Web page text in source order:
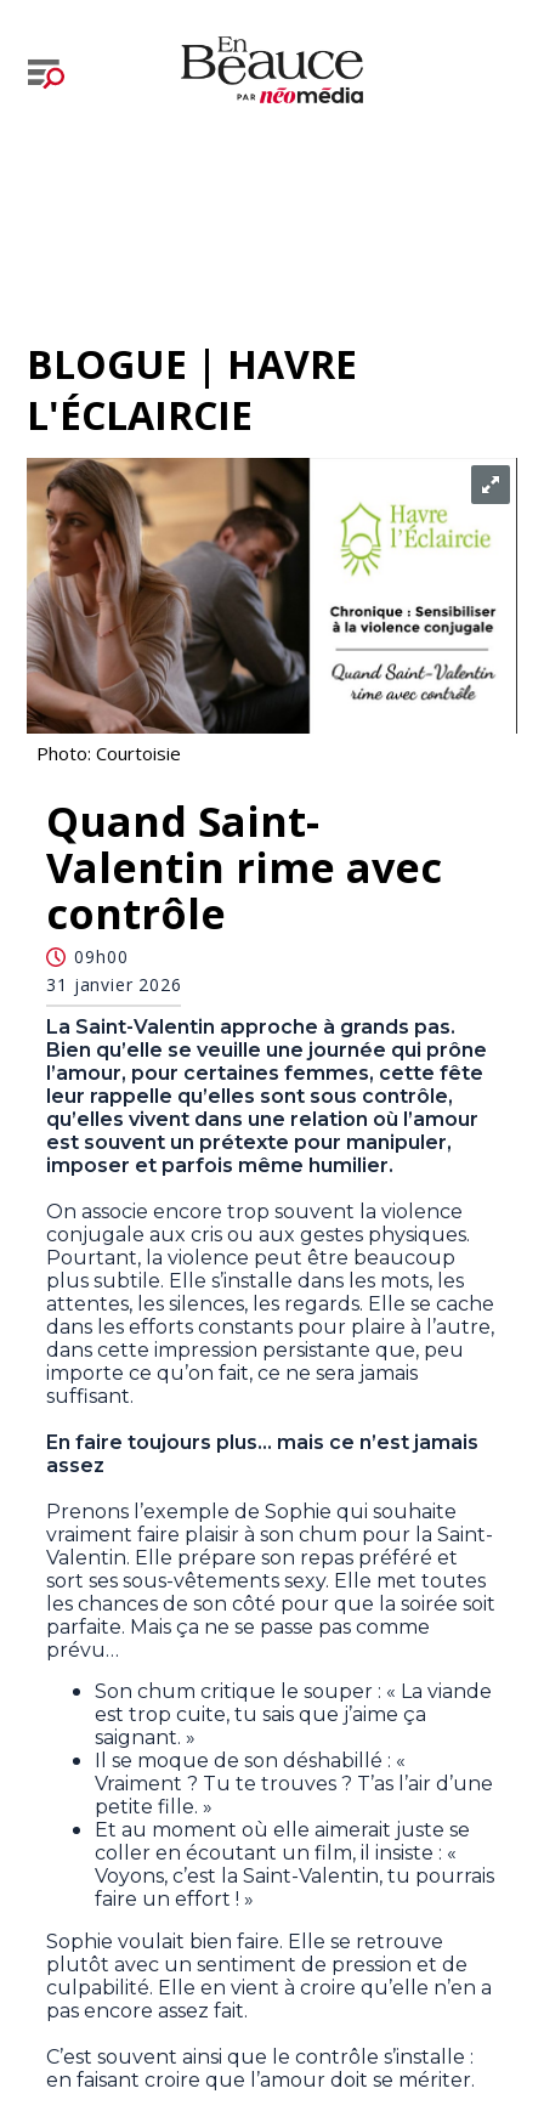
BLOGUE | HAVRE
L'ÉCLAIRCIE
Photo: Courtoisie
Quand Saint-
Valentin rime avec
contrôle
09h00
31 janvier 2026
La Saint-Valentin approche à grands pas.
Bien qu’elle se veuille une journée qui prône
l’amour, pour certaines femmes, cette fête
leur rappelle qu’elles sont sous contrôle,
qu’elles vivent dans une relation où l’amour
est souvent un prétexte pour manipuler,
imposer et parfois même humilier.
On associe encore trop souvent la violence
conjugale aux cris ou aux gestes physiques.
Pourtant, la violence peut être beaucoup
plus subtile. Elle s’installe dans les mots, les
attentes, les silences, les regards. Elle se cache
dans les efforts constants pour plaire à l’autre,
dans cette impression persistante que, peu
importe ce qu’on fait, ce ne sera jamais
suffisant.
En faire toujours plus… mais ce n’est jamais
assez
Prenons l’exemple de Sophie qui souhaite
vraiment faire plaisir à son chum pour la Saint-
Valentin. Elle prépare son repas préféré et
sort ses sous-vêtements sexy. Elle met toutes
les chances de son côté pour que la soirée soit
parfaite. Mais ça ne se passe pas comme
prévu…
Son chum critique le souper : « La viande
est trop cuite, tu sais que j’aime ça
saignant. »
Il se moque de son déshabillé : «
Vraiment ? Tu te trouves ? T’as l’air d’une
petite fille. »
Et au moment où elle aimerait juste se
coller en écoutant un film, il insiste : «
Voyons, c’est la Saint-Valentin, tu pourrais
faire un effort ! »
Sophie voulait bien faire. Elle se retrouve
plutôt avec un sentiment de pression et de
culpabilité. Elle en vient à croire qu’elle n’en a
pas encore assez fait.
C’est souvent ainsi que le contrôle s’installe :
en faisant croire que l’amour doit se mériter.